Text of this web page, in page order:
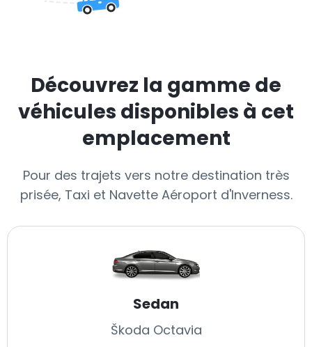
Découvrez la gamme de
véhicules disponibles à cet
emplacement
Pour des trajets vers notre destination très
prisée, Taxi et Navette Aéroport d'Inverness.
Sedan
Škoda Octavia